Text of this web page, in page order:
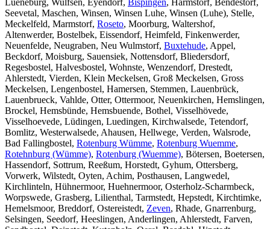
Seevetal, Maschen, Winsen, Winsen Luhe, Winsen (Luhe), Stelle,
Meckelfeld, Marmstorf, Roseto, Moorburg, Waltershof,
Altenwerder, Bostelbek, Eissendorf, Heimfeld, Finkenwerder,
Neuenfelde, Neugraben, Neu Wulmstorf, Buxtehude, Appel,
Beckdorf, Moisburg, Sauensiek, Nottensdorf, Bliedersdorf,
Regesbostel, Halvesbostel, Wohnste, Wenzendorf, Drestedt,
Ahlerstedt, Vierden, Klein Meckelsen, Groß Meckelsen, Gross
Meckelsen, Lengenbostel, Hamersen, Stemmen, Lauenbrück,
Lauenbrueck, Vahlde, Otter, Ottermoor, Neuenkirchen, Hemslingen,
Brockel, Hemsbünde, Hemsbuende, Bothel, Visselhövede,
Visselhoevede, Lüdingen, Luedingen, Kirchwalsede, Tetendorf,
Bomlitz, Westerwalsede, Ahausen, Hellwege, Verden, Walsrode,
Bad Fallingbostel, Rotenburg Wümme, Rotenburg Wuemme,
Rotehnburg (Wümme), Rotenburg (Wuemme), Bötersen, Boetersen,
Hassendorf, Sottrum, Reeßum, Horstedt, Gyhum, Ottersberg,
Vorwerk, Wilstedt, Oyten, Achim, Posthausen, Langwedel,
Kirchlinteln, Hühnermoor, Huehnermoor, Osterholz-Scharmbeck,
Worpswede, Grasberg, Lilienthal, Tarmstedt, Hepstedt, Kirchtimke,
Hemelsmoor, Breddorf, Ostereistedt, Zeven, Rhade, Gnarrenburg,
Selsingen, Seedorf, Heeslingen, Anderlingen, Ahlerstedt, Farven,